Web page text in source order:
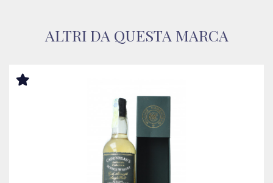
ALTRI DA QUESTA MARCA